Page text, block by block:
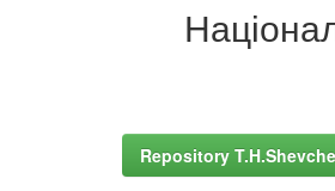
Repository